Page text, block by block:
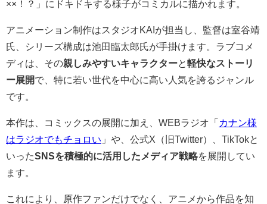
××！？」にドキドキする様子がコミカルに描かれます。
アニメーション制作はスタジオKAIが担当し、監督は室谷靖
氏、シリーズ構成は池田臨太郎氏が手掛けます。ラブコメ
ディは、その親しみやすいキャラクターと軽快なストーリ
ー展開で、特に若い世代を中心に高い人気を誇るジャンル
です。
本作は、コミックスの展開に加え、WEBラジオ「 カナン様
はラジオでもチョロい 」や、公式X（旧Twitter）、TikTokと
いったSNSを積極的に活用したメディア戦略を展開してい
ます。
これにより、原作ファンだけでなく、アニメから作品を知